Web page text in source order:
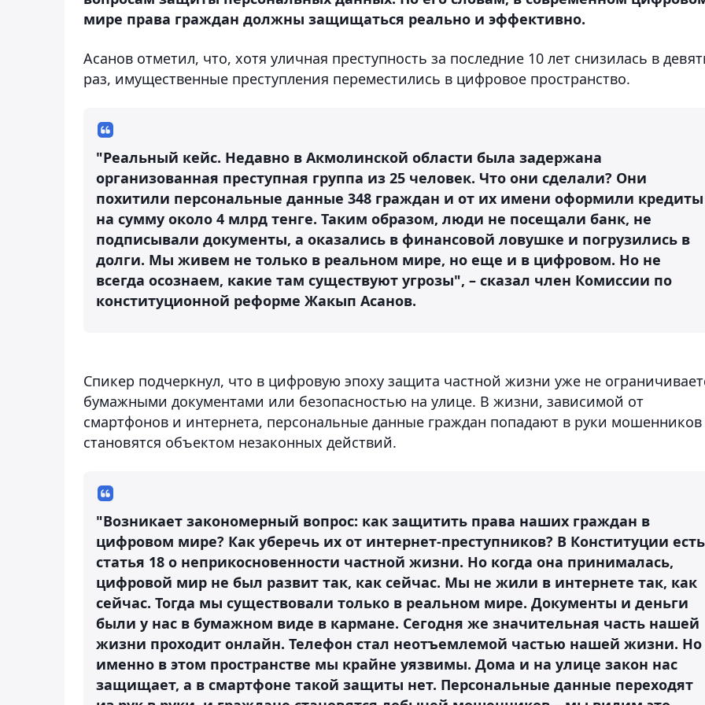
мире права граждан должны защищаться реально и эффективно.
Асанов отметил, что, хотя уличная преступность за последние 10 лет снизилась в
раз, имущественные преступления переместились в цифровое пространство.
"Реальный кейс. Недавно в Акмолинской области была задержана
организованная преступная группа из 25 человек. Что они сделали? Они
похитили персональные данные 348 граждан и от их имени оформили кредиты
на сумму около 4 млрд тенге. Таким образом, люди не посещали банк, не
подписывали документы, а оказались в финансовой ловушке и погрузились в
долги. Мы живем не только в реальном мире, но еще и в цифровом. Но не
всегда осознаем, какие там существуют угрозы", – сказал член Комиссии по
конституционной реформе Жакып Асанов.
Спикер подчеркнул, что в цифровую эпоху защита частной жизни уже не
бумажными документами или безопасностью на улице. В жизни, зависимой от
смартфонов и интернета, персональные данные граждан попадают в руки мошенников
становятся объектом незаконных действий.
"Возникает закономерный вопрос: как защитить права наших граждан в
цифровом мире? Как уберечь их от интернет-преступников? В Конституции есть
статья 18 о неприкосновенности частной жизни. Но когда она принималась,
цифровой мир не был развит так, как сейчас. Мы не жили в интернете так, как
сейчас. Тогда мы существовали только в реальном мире. Документы и деньги
были у нас в бумажном виде в кармане. Сегодня же значительная часть нашей
жизни проходит онлайн. Телефон стал неотъемлемой частью нашей жизни. Но
именно в этом пространстве мы крайне уязвимы. Дома и на улице закон нас
защищает, а в смартфоне такой защиты нет. Персональные данные переходят